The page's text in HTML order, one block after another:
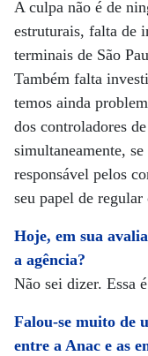
A culpa não é de
estruturais, falta de
terminais de São
Também falta
temos ainda
dos controladores
simultaneamente,
responsável pelos
seu papel de regular
Hoje, em sua
a agência?
Não sei dizer. Essa
Falou-se muito de
entre a Anac e as